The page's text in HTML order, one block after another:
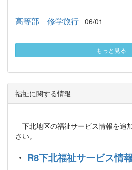
高等部 修学旅行 06/01
もっと見る
福祉に関する情報
下北地区の福祉サービス情報を追
さい。
・ R8下北福祉サービス情